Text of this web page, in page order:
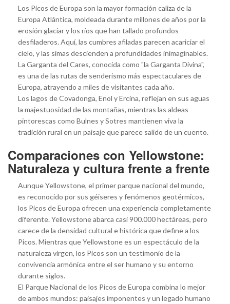
Los Picos de Europa son la mayor formación caliza de la
Europa Atlántica, moldeada durante millones de años por la
erosión glaciar y los ríos que han tallado profundos
desfiladeros. Aquí, las cumbres afiladas parecen acariciar el
cielo, y las simas descienden a profundidades inimaginables.
La Garganta del Cares, conocida como "la Garganta Divina",
es una de las rutas de senderismo más espectaculares de
Europa, atrayendo a miles de visitantes cada año.
Los lagos de Covadonga, Enol y Ercina, reflejan en sus aguas
la majestuosidad de las montañas, mientras las aldeas
pintorescas como Bulnes y Sotres mantienen viva la
tradición rural en un paisaje que parece salido de un cuento.
Comparaciones con Yellowstone:
Naturaleza y cultura frente a frente
Aunque Yellowstone, el primer parque nacional del mundo,
es reconocido por sus géiseres y fenómenos geotérmicos,
los Picos de Europa ofrecen una experiencia completamente
diferente. Yellowstone abarca casi 900.000 hectáreas, pero
carece de la densidad cultural e histórica que define a los
Picos. Mientras que Yellowstone es un espectáculo de la
naturaleza virgen, los Picos son un testimonio de la
convivencia armónica entre el ser humano y su entorno
durante siglos.
El Parque Nacional de los Picos de Europa combina lo mejor
de ambos mundos: paisajes imponentes y un legado humano